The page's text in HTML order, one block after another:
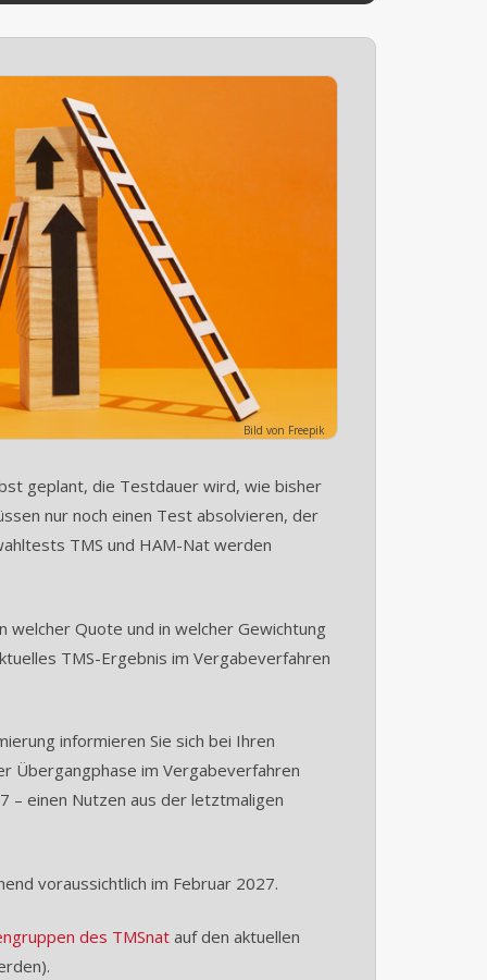
Bild von Freepik
geplant, die Testdauer wird, wie bisher
nur noch einen Test absolvieren, der
TMS und HAM-Nat werden
Quote und in welcher Gewichtung
TMS-Ergebnis im Vergabeverfahren
informieren Sie sich bei Ihren
Übergangphase im Vergabeverfahren
– einen Nutzen aus der letztmaligen
voraussichtlich im Februar 2027.
des TMSnat auf den aktuellen